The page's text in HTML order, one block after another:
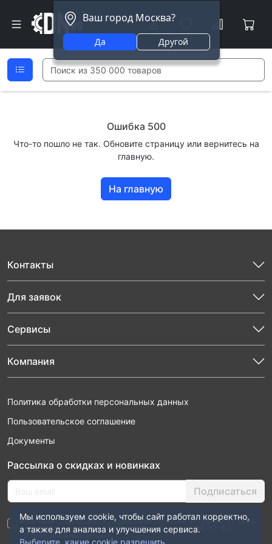
Ваш город Москва?
Да Другой
Ошибка 500
Что-то пошло не так. Обновите страницу или вернитесь на
главную.
На главную
Контакты
Для заявок
Сервисы
Компания
Политика обработки персональных данных
Пользовательское соглашение
Документы
Рассылка о скидках и новинках
Подписаться
Нажимая “Подписаться”, я даю свое согласие на обработку моих
персональных данных в соответствии с законом №152-ФЗ
“О персональных данных”
Мы используем cookie, чтобы сайт работал корректно,
а также для анализа и улучшения сервиса.
Выберите, какие cookie разрешить